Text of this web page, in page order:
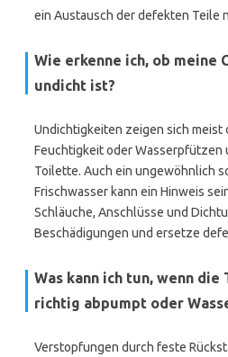
ein Austausch der defekten Teile
Wie erkenne ich, ob meine
undicht ist?
Undichtigkeiten zeigen sich meist
Feuchtigkeit oder Wasserpfützen
Toilette. Auch ein ungewöhnlich
Frischwasser kann ein Hinweis
Schläuche, Anschlüsse und
Beschädigungen und ersetze
Was kann ich tun, wenn
richtig abpumpt oder
Verstopfungen durch feste